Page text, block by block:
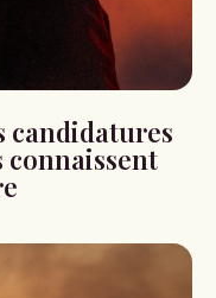
candidatures
connaissent